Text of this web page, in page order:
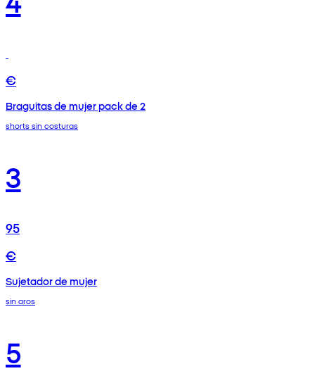
€
Braguitas de mujer pack de 2
shorts sin costuras
3
95
€
Sujetador de mujer
sin aros
5